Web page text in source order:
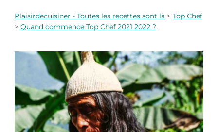
Plaisirdecuisiner - Toutes les recettes sont là > Top Chef
> Quand commence Top Chef 2021 2022 ?